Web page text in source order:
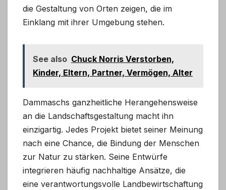
die Gestaltung von Orten zeigen, die im
Einklang mit ihrer Umgebung stehen.
See also Chuck Norris Verstorben,
Kinder, Eltern, Partner, Vermögen, Alter
Dammaschs ganzheitliche Herangehensweise
an die Landschaftsgestaltung macht ihn
einzigartig. Jedes Projekt bietet seiner Meinung
nach eine Chance, die Bindung der Menschen
zur Natur zu stärken. Seine Entwürfe
integrieren häufig nachhaltige Ansätze, die
eine verantwortungsvolle Landbewirtschaftung